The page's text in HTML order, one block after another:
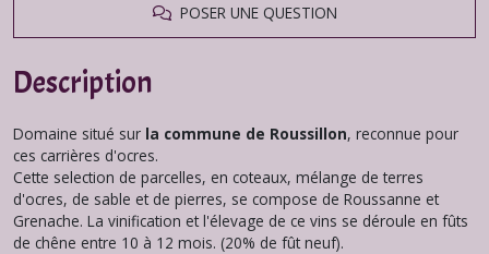
POSER UNE QUESTION
Description
Domaine situé sur la commune de Roussillon, reconnue pour
ces carrières d'ocres.
Cette selection de parcelles, en coteaux, mélange de terres
d'ocres, de sable et de pierres, se compose de Roussanne et
Grenache. La vinification et l'élevage de ce vins se déroule en fûts
de chêne entre 10 à 12 mois. (20% de fût neuf).